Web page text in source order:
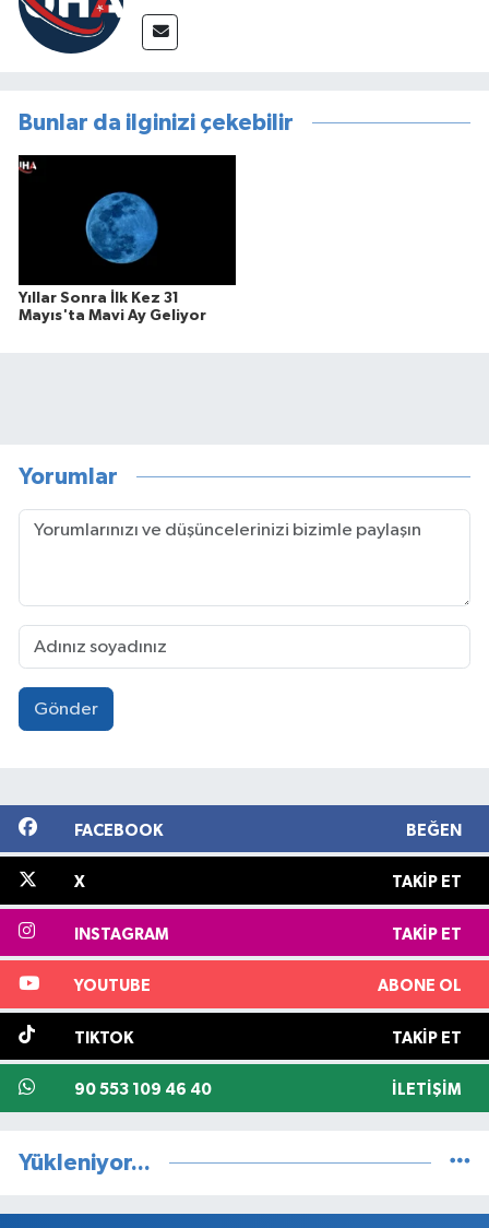
Bunlar da ilginizi çekebilir
Yıllar Sonra İlk Kez 31
Mayıs'ta Mavi Ay Geliyor
Yorumlar
Gönder
FACEBOOK BEĞEN
X TAKIP ET
INSTAGRAM TAKIP ET
YOUTUBE ABONE OL
TIKTOK TAKIP ET
90 553 109 46 40 İLETIŞIM
Yükleniyor...